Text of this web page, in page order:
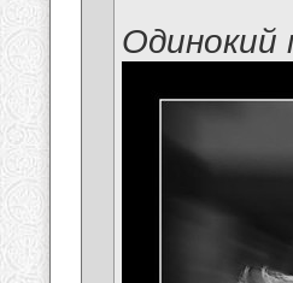
Одинокий